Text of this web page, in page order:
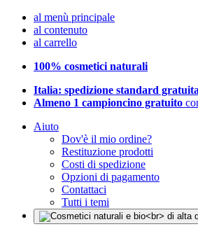
al menù principale
al contenuto
al carrello
100% cosmetici naturali
Italia: spedizione standard gratuita
Almeno 1 campioncino gratuito
Aiuto
Dov'è il mio ordine?
Restituzione prodotti
Costi di spedizione
Opzioni di pagamento
Contattaci
Tutti i temi